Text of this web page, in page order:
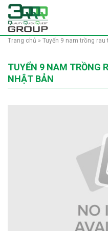
Skip
content
Trang chủ » Tuyển 9 nam trồng
TUYỂN 9 NAM TRỒNG
NHẬT BẢN